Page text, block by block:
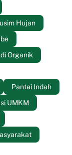
Hujan
Organik
Pantai Indah
UMKM